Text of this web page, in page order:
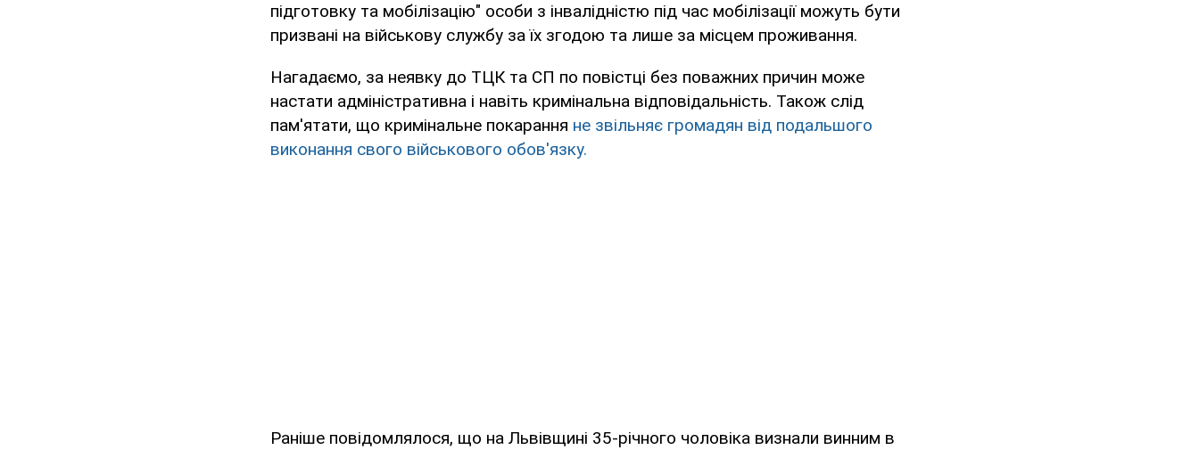
підготовку та мобілізацію" особи з інвалідністю під час мобілізації можуть бути
призвані на військову службу за їх згодою та лише за місцем проживання.
Нагадаємо, за неявку до ТЦК та СП по повістці без поважних причин може
настати адміністративна і навіть кримінальна відповідальність. Також слід
пам'ятати, що кримінальне покарання не звільняє громадян від подальшого
виконання свого військового обов'язку.
Раніше повідомлялося, що на Львівщині 35-річного чоловіка визнали винним в